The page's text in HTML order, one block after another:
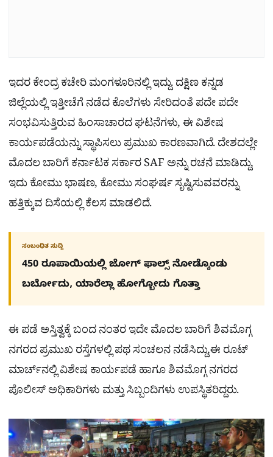
ಇದರ ಕೇಂದ್ರ ಕಚೇರಿ ಮಂಗಳೂರಿನಲ್ಲಿ ಇದ್ದು. ದಕ್ಷಿಣ ಕನ್ನಡ
ಜಿಲ್ಲೆಯಲ್ಲಿ ಇತ್ತೀಚೆಗೆ ನಡೆದ ಕೊಲೆಗಳು ಸೇರಿದಂತೆ ಪದೇ ಪದೇ
ಸಂಭವಿಸುತ್ತಿರುವ ಹಿಂಸಾಚಾರದ ಘಟನೆಗಳು, ಈ ವಿಶೇಷ
ಕಾರ್ಯಪಡೆಯನ್ನು ಸ್ಥಾಪಿಸಲು ಪ್ರಮುಖ ಕಾರಣವಾಗಿದೆ. ದೇಶದಲ್ಲೇ
ಮೊದಲ ಬಾರಿಗೆ ಕರ್ನಾಟಕ ಸರ್ಕಾರ SAF ಅನ್ನು ರಚನೆ ಮಾಡಿದ್ದು,
ಇದು ಕೋಮು ಭಾಷಣ, ಕೋಮು ಸಂಘರ್ಷ ಸೃಷ್ಟಿಸುವವರನ್ನು
ಹತ್ತಿಕ್ಕುವ ದಿಸೆಯಲ್ಲಿ ಕೆಲಸ ಮಾಡಲಿದೆ.
ಸಂಬಂಧಿತ ಸುದ್ದಿ
450 ರೂಪಾಯಿಯಲ್ಲಿ ಜೋಗ್​ ಫಾಲ್ಸ್​ ನೋಡ್ಕೊಂಡು
ಬರ್ಬೋದು, ಯಾರೆಲ್ಲಾ ಹೋಗ್ಬೋದು ಗೊತ್ತಾ
ಈ ಪಡೆ ಅಸ್ತಿತ್ವಕ್ಕೆ ಬಂದ ನಂತರ ಇದೇ ಮೊದಲ ಬಾರಿಗೆ ಶಿವಮೊಗ್ಗ
ನಗರದ ಪ್ರಮುಖ ರಸ್ತೆಗಳಲ್ಲಿ ಪಥ ಸಂಚಲನ ನಡೆಸಿದ್ದು,ಈ ರೂಟ್
ಮಾರ್ಚ್‌ನಲ್ಲಿ ವಿಶೇಷ ಕಾರ್ಯಪಡೆ ಹಾಗೂ ಶಿವಮೊಗ್ಗ ನಗರದ
ಪೊಲೀಸ್ ಅಧಿಕಾರಿಗಳು ಮತ್ತು ಸಿಬ್ಬಂದಿಗಳು ಉಪಸ್ಥಿತರಿದ್ದರು.